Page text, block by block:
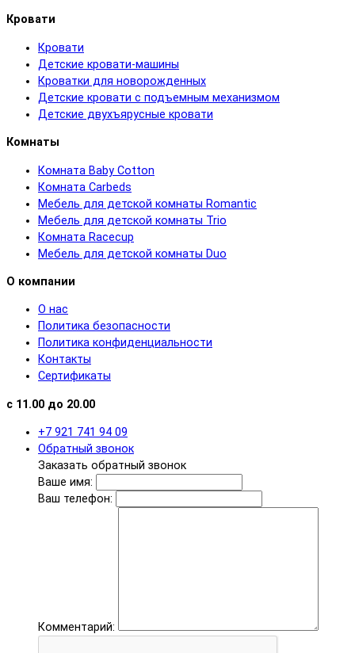
Кровати
Кровати
Детские кровати-машины
Кроватки для новорожденных
Детские кровати с подъемным механизмом
Детские двухъярусные кровати
Комнаты
Комната Baby Cotton
Комната Carbeds
Мебель для детской комнаты Romantic
Мебель для детской комнаты Trio
Комната Racecup
Мебель для детской комнаты Duo
О компании
О нас
Политика безопасности
Политика конфиденциальности
Контакты
Сертификаты
с 11.00 до 20.00
+7 921 741 94 09
Обратный звонок
Заказать обратный звонок
Ваше имя:
Ваш телефон:
Комментарий: